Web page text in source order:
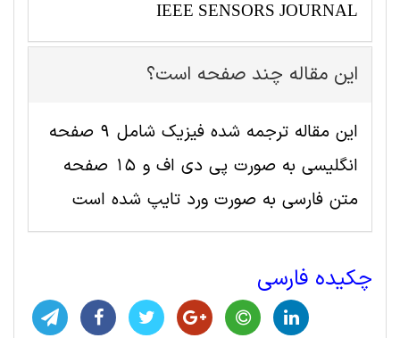
IEEE SENSORS JOURNAL
این مقاله چند صفحه است؟
این مقاله ترجمه شده فیزیک شامل 9 صفحه
انگلیسی به صورت پی دی اف و 15 صفحه
متن فارسی به صورت ورد تایپ شده است
چکیده فارسی